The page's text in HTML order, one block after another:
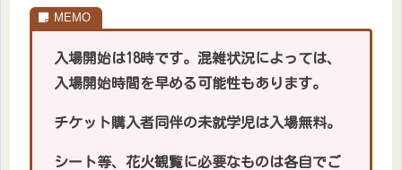
入場開始は18時です。混雑状況によっては、
入場開始時間を早める可能性もあります。
チケット購入者同伴の未就学児は入場無料。
シート等、花火観覧に必要なものは各自でご